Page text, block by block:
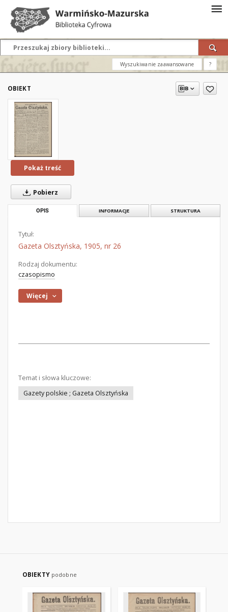
Wyszukiwanie zaawansowane ?
OBIEKT
Pokaż treść
Pobierz
OPIS INFORMACJE STRUKTURA
Tytuł:
Gazeta Olsztyńska, 1905, nr 26
Rodzaj dokumentu:
czasopismo
Więcej
Temat i słowa kluczowe:
Gazety polskie ; Gazeta Olsztyńska
OBIEKTY podobne